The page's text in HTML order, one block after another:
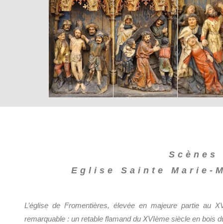
Eglise Sainte Marie-
L’église de Fromentières, élevée en majeure partie au
remarquable : un retable flamand du XVIème siècle en bois